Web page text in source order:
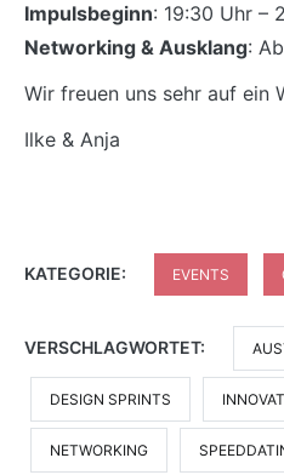
Impulsbeginn: 19:30 Uhr –
Networking & Ausklang:
Wir freuen uns sehr auf ein
Ilke & Anja
KATEGORIE: EVENTS
VERSCHLAGWORTET:
DESIGN SPRINTS
NETWORKING